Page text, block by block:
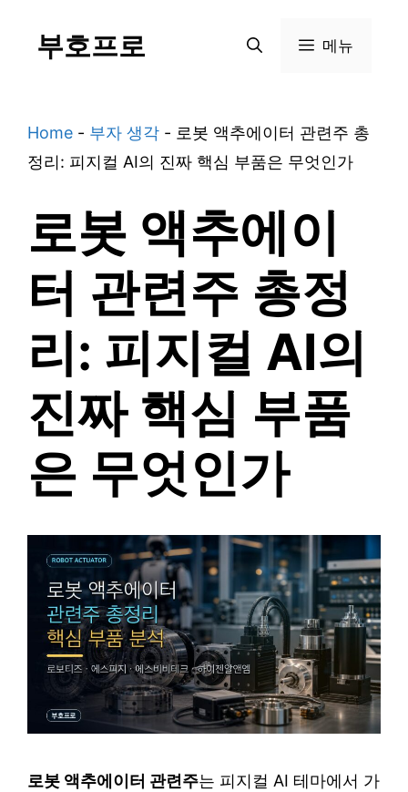
부호프로 메뉴
Home - 부자 생각 - 로봇 액추에이터 관련주 총
정리: 피지컬 AI의 진짜 핵심 부품은 무엇인가
로봇 액추에이
터 관련주 총정
리: 피지컬 AI의
진짜 핵심 부품
은 무엇인가
로봇 액추에이터 관련주는 피지컬 AI 테마에서 가